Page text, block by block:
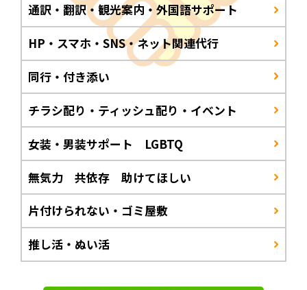
通訳・翻訳・観光案内・外国語サポート
HP・スマホ・SNS・ネット関連代行
同行・付き添い
チラシ配り・ティッシュ配り・イベント
女装・男装サポート LGBTQ
無気力 共依存 助けてほしい
片付けられない・ゴミ屋敷
推し活・ぬい活